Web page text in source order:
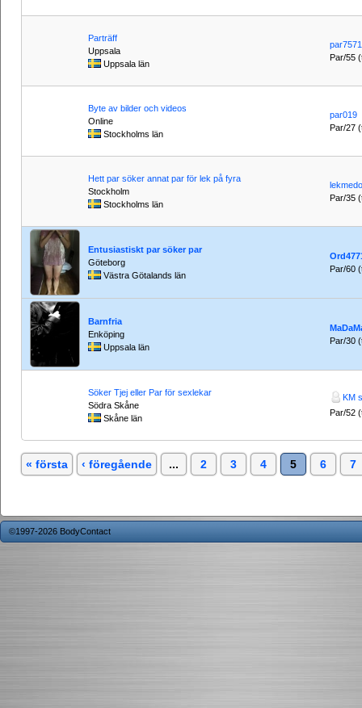
Parträff
Uppsala
Uppsala län
par7571
Par/55
Byte av bilder och videos
Online
Stockholms län
par019
Par/27
Hett par söker annat par för lek på fyra
Stockholm
Stockholms län
Par/35
Entusiastiskt par söker par
Göteborg
Västra Götalands län
Par/60
Barnfria
Enköping
Uppsala län
Par/30
Söker Tjej eller Par för sexlekar
Södra Skåne
Skåne län
KM
Par/52
« första ‹ föregående ... 2 3 4 5 6 7
©1997-2026 BodyContact